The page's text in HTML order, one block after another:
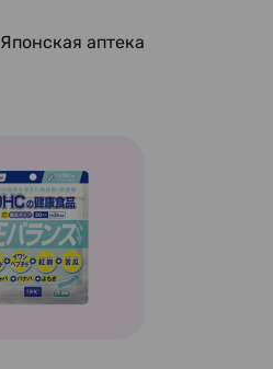
Японская аптека